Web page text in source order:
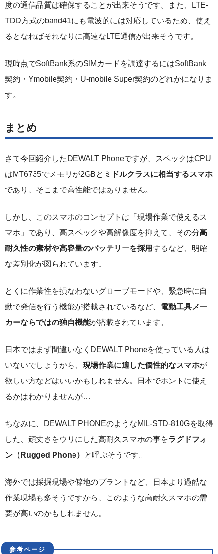
度の通信品質は確保することが出来そうです。また、LTE-
TDD方式のband41にも電波的には対応しているため、使え
るとなればそれなりに高速なLTE通信が出来そうです。
現時点でSoftBank系のSIMカードを調達するにはSoftBank
契約・Ymobile契約・U-mobile Super契約のどれかになりま
す。
まとめ
さて今回紹介したDEWALT Phoneですが、スペックはCPU
はMT6735でメモリが2GBと ミドルクラスに相当するスマホ
であり、そこまで高性能ではありません。
しかし、このスマホのコンセプトは「現場作業で使えるス
マホ」であり、高スペックや高解像度を抑えて、その分高
耐久性の素材や高容量のバッテリーを採用するなど、明確
な差別化が図られています。
とくに作業性を損なわないグローブモードや、緊急時に自
動で発信を行う機能が搭載されているなど、 電動工具メー
カーならではの独自機能が搭載されています。
日本ではまず間違いなくDEWALT Phoneを使っている人は
いないでしょうから、 現場作業に適した個性的なスマホが
欲しい方などはいいかもしれません。日本でホントに使え
るかはわかりませんが…
ちなみに、DEWALT PHONEのようなMIL-STD-810Gを取得
した、頑丈さをウリにした高耐久スマホの事をラグドフォ
ン（Rugged Phone）
と呼ぶそうです。
海外では採掘現場や僻地のプラントなど、日本より過酷な
作業現場も多そうですから、このような高耐久スマホの需
要が高いのかもしれません。